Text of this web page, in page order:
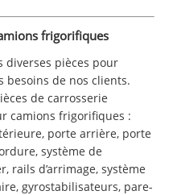
frigorifiques
diverses pièces pour
besoins de nos clients.
de carrosserie
camions frigorifiques :
porte arrière, porte
système de
rails d’arrimage, système
gyrostabilisateurs, pare-